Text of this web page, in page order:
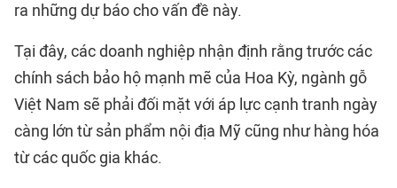
ra những dự báo cho vấn đề này.
Tại đây, các doanh nghiệp nhận định rằng trước các
chính sách bảo hộ mạnh mẽ của Hoa Kỳ, ngành gỗ
Việt Nam sẽ phải đối mặt với áp lực cạnh tranh ngày
càng lớn từ sản phẩm nội địa Mỹ cũng như hàng hóa
từ các quốc gia khác.